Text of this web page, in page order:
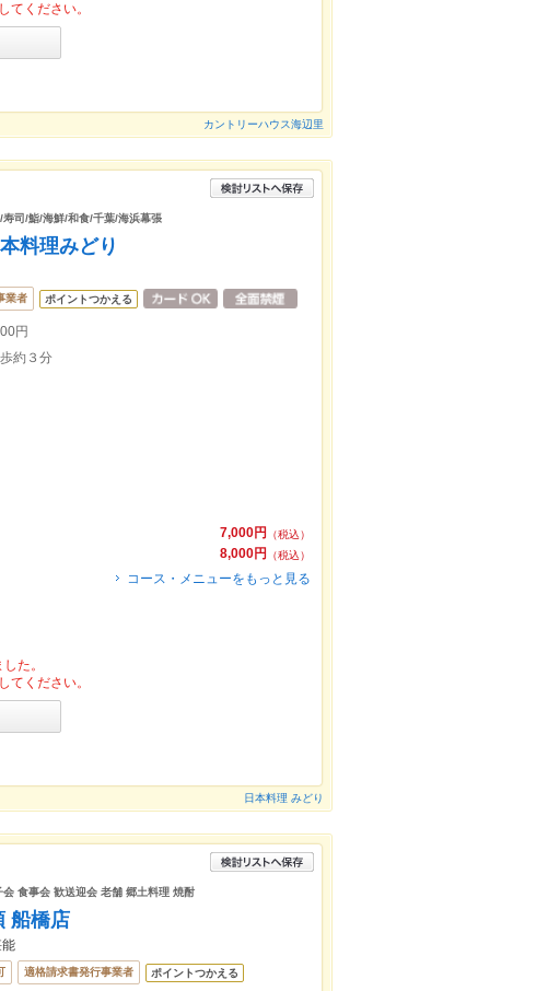
てください。
カントリーハウス海辺里
司/鮨/海鮮/和食/千葉/海浜幕張
料理みどり
業者 ポイントつかえる
円
約３分
7,000円
（税込）
8,000円
（税込）
コース・メニューをもっと見る
た。
てください。
日本料理 みどり
食事会 歓送迎会 老舗 郷土料理 焼酎
船橋店
能
適格請求書発行事業者 ポイントつかえる